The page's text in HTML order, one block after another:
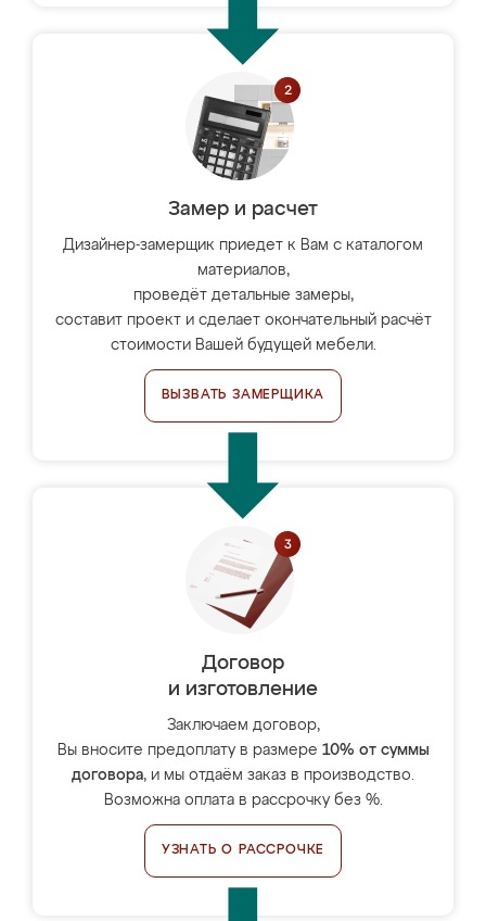
Замер и расчет
Дизайнер-замерщик приедет к Вам с каталогом
материалов,
проведёт детальные замеры,
составит проект и сделает окончательный расчёт
стоимости Вашей будущей мебели.
ВЫЗВАТЬ ЗАМЕРЩИКА
Договор
и изготовление
Заключаем договор,
Вы вносите предоплату в размере 10% от суммы
договора, и мы отдаём заказ в производство.
Возможна оплата в рассрочку без %.
УЗНАТЬ О РАССРОЧКЕ